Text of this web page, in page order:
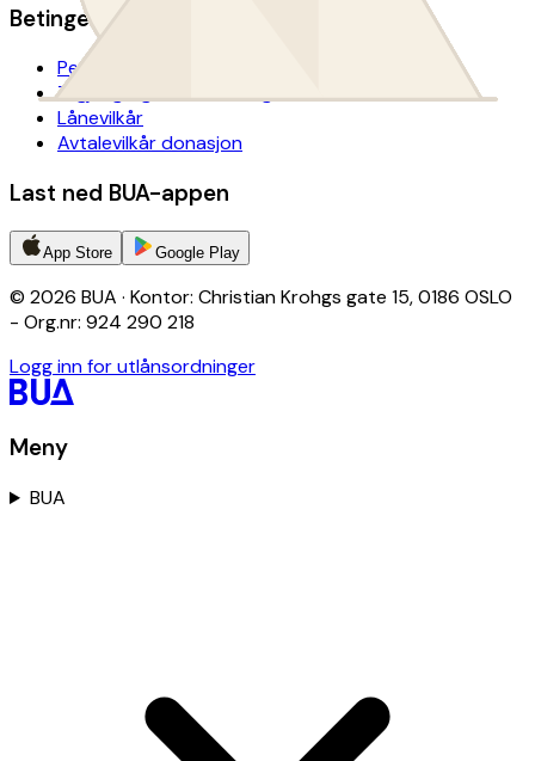
Betingelser
Personvern
Tilgjengelighetserklæring
Lånevilkår
Avtalevilkår donasjon
Last ned BUA-appen
App Store Google Play
© 2026 BUA · Kontor: Christian Krohgs gate 15, 0186 OSLO
- Org.nr: 924 290 218
Logg inn for utlånsordninger
Meny
BUA